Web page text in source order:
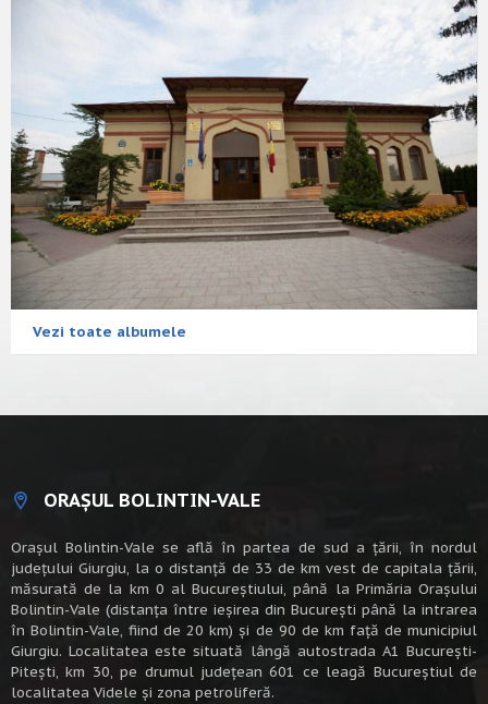
Vezi toate albumele
ORAȘUL BOLINTIN-VALE
Oraşul Bolintin-Vale se află în partea de sud a ţării, în nordul
judeţului Giurgiu, la o distanţă de 33 de km vest de capitala țării,
măsurată de la km 0 al Bucureștiului, până la Primăria Orașului
Bolintin-Vale (distanța între ieșirea din București până la intrarea
în Bolintin-Vale, fiind de 20 km) şi de 90 de km faţă de municipiul
Giurgiu. Localitatea este situată lângă autostrada A1 Bucureşti-
Piteşti, km 30, pe drumul judeţean 601 ce leagă Bucureştiul de
localitatea Videle şi zona petroliferă.